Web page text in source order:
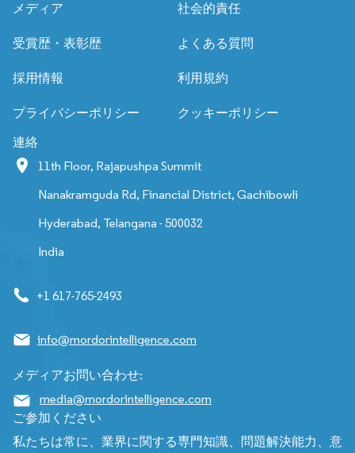
メディア 社会的責任
受賞歴・表彰歴 よくある質問
採用情報 利用規約
プライバシーポリシー クッキーポリシー
連絡
11th Floor, Rajapushpa Summit
Nanakramguda Rd, Financial District, Gachibowli
Hyderabad, Telangana - 500032
India
+1 617-765-2493
info@mordorintelligence.com
メディアお問い合わせ:
media@mordorintelligence.com
ご参加ください
私たちは常に、業界に関する専門知識、問題解決能力、意